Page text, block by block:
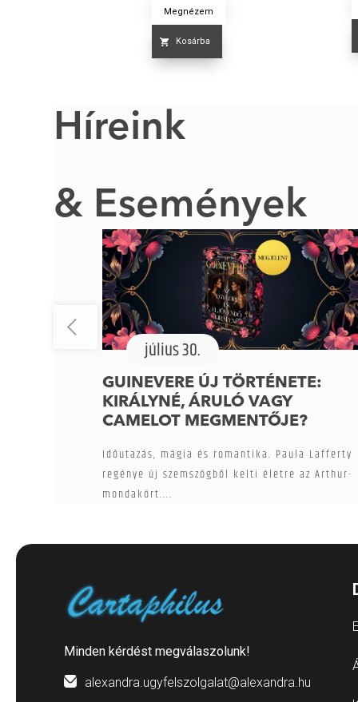
Megnézem
Kosárba
Híreink
& Események
július 30.
GUINEVERE ÚJ TÖRTÉNETE:
KIRÁLYNÉ, ÁRULÓ VAGY
CAMELOT MEGMENTŐJE?
Időutazás, mágia és romantika. Paula Lafferty
regénye új szemszögből kelti életre az Arthur-
mondakört....
Minden kérdést megválaszolunk!
alexandra.ugyfelszolgalat@alexandra.hu